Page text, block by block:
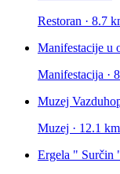
Restoran · 8.7
Manifestacije u
Manifestacija ·
Muzej
Muzej · 12.1 km
Ergela " Surčin